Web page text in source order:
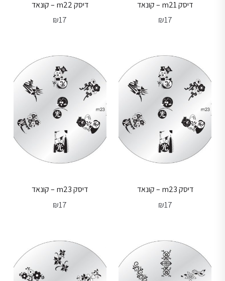
דיסק m21 – קונאד
₪17
דיסק m22 – קונאד
₪17
דיסק m23 – קונאד
₪17
דיסק m23 – קונאד
₪17